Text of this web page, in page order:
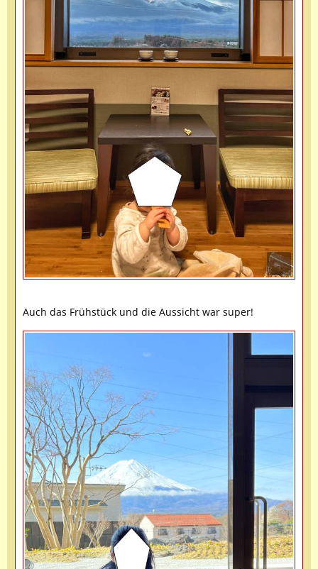
Auch das Frühstück und die Aussicht war super!